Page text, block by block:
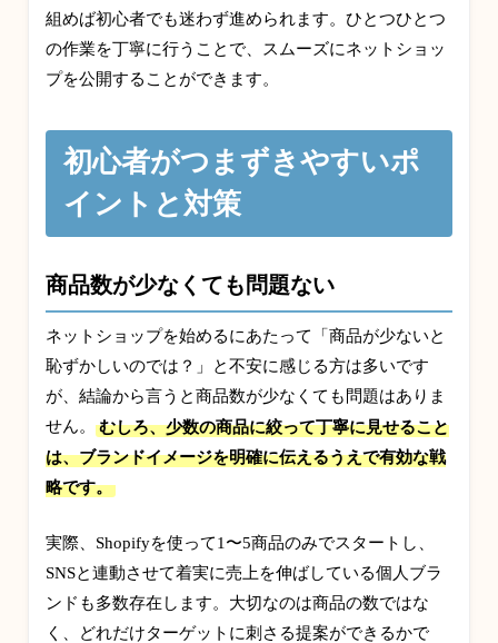
組めば初心者でも迷わず進められます。ひとつひとつ
の作業を丁寧に行うことで、スムーズにネットショッ
プを公開することができます。
初心者がつまずきやすいポ
イントと対策
商品数が少なくても問題ない
ネットショップを始めるにあたって「商品が少ないと
恥ずかしいのでは？」と不安に感じる方は多いです
が、結論から言うと商品数が少なくても問題はありま
せん。
むしろ、少数の商品に絞って丁寧に見せること
は、ブランドイメージを明確に伝えるうえで有効な戦
略です。
実際、Shopifyを使って1〜5商品のみでスタートし、
SNSと連動させて着実に売上を伸ばしている個人ブラ
ンドも多数存在します。大切なのは商品の数ではな
く、どれだけターゲットに刺さる提案ができるかで